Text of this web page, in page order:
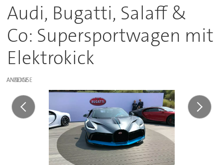
Audi, Bugatti, Salaff &
Co: Supersportwagen mit
Elektrokick
ANZEIGE